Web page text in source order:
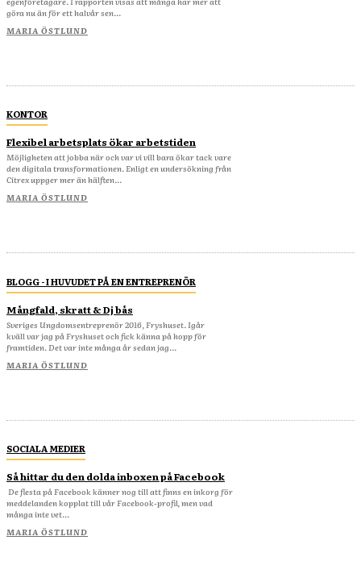
göra nu än för ett halvår sen...
MARIA ÖSTLUND
KONTOR
Flexibel arbetsplats ökar arbetstiden
Möjligheten att jobba när och var vi vill bara ökar tack vare
den digitala transformationen. Enligt en undersökning från
Citrex uppger mer än hälften...
MARIA ÖSTLUND
BLOGG - I HUVUDET PÅ EN ENTREPRENÖR
Mångfald, skratt & Dj bås
Sveriges Ungdomsentreprenör 2016, Fryshuset. Igår
kväll var jag på Fryshuset och fick känna på hopp för
framtiden. Det var inte många år sedan jag...
MARIA ÖSTLUND
SOCIALA MEDIER
Så hittar du den dolda inboxen på Facebook
De flesta på Facebook känner nog till att finns en inkorg för
meddelanden kopplat till vår Facebook-profil, men vad
många inte vet...
MARIA ÖSTLUND